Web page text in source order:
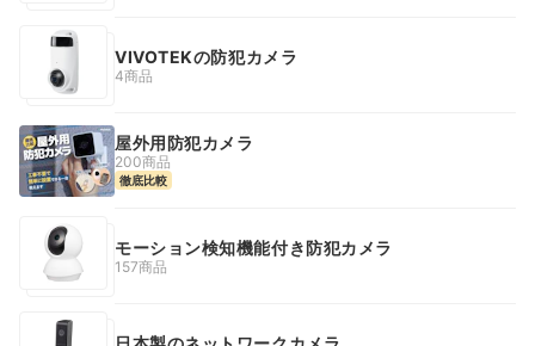
VIVOTEKの防犯カメラ
4商品
屋外用防犯カメラ
200商品
徹底比較
モーション検知機能付き防犯カメラ
157商品